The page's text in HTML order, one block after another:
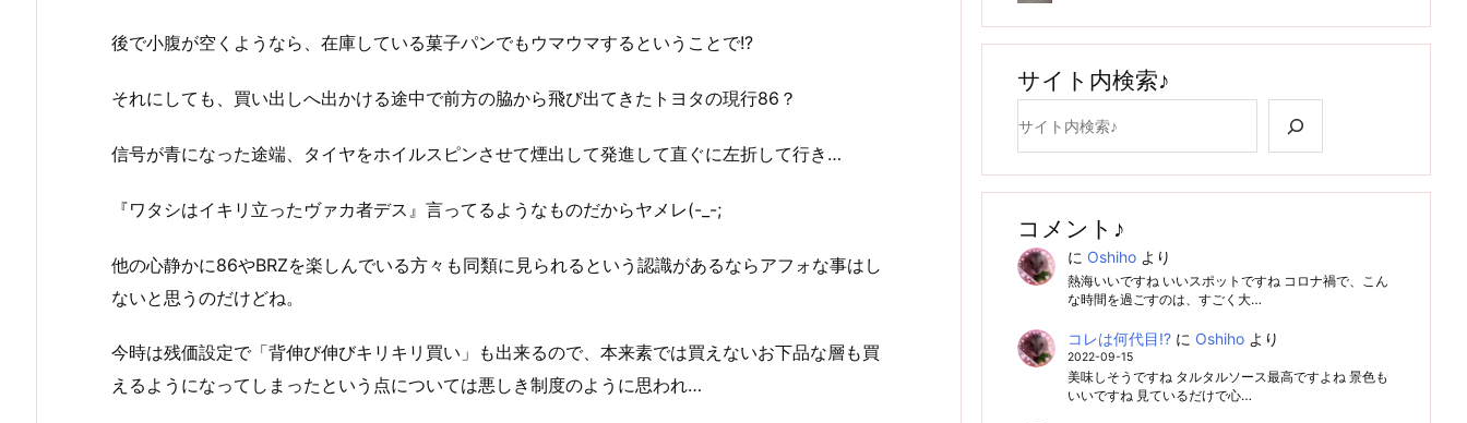
後で小腹が空くようなら、在庫している菓子パンでもウマウマするということで!?
それにしても、買い出しへ出かける途中で前方の脇から飛び出てきたトヨタの現行86？
信号が青になった途端、タイヤをホイルスピンさせて煙出して発進して直ぐに左折して行き…
『ワタシはイキリ立ったヴァカ者デス』言ってるようなものだからヤメレ(-_-;
他の心静かに86やBRZを楽しんでいる方々も同類に見られるという認識があるならアフォな事はし
ないと思うのだけどね。
今時は残価設定で「背伸び伸びキリキリ買い」も出来るので、本来素では買えないお下品な層も買
えるようになってしまったという点については悪しき制度のように思われ…
サイト内検索♪
コメント♪
に Oshihoより
熱海いいですね いいスポットですね コロナ禍で、こん
な時間を過ごすのは、すごく大…
コレは何代目!?に Oshihoより
2022-09-15
美味しそうですね タルタルソース最高ですよね 景色も
いいですね 見ているだけで心…